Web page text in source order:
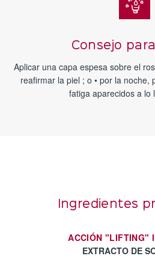
Consejo
Aplicar una capa espesa sobre el
reafirmar la piel ; o • por la noche,
fatiga aparecidos a lo
Ingredientes
ACCIÓN "LIFTING"
EXTRACTO DE